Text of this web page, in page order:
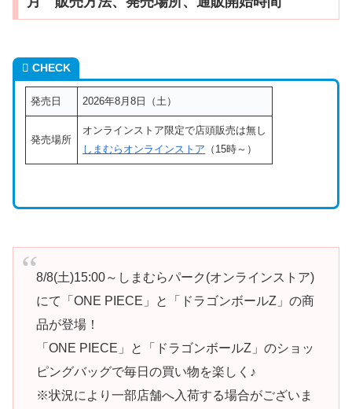
CHECK
発売日 2026年8月8日（土）
発売場所
オンラインストア限定で店頭販売は無し
しまむらオンラインストア （15時～）
8/8(土)15:00～しまむらパーク(オンラインストア)
にて「ONE PIECE」と「ドラゴンボールZ」の商
品が登場！
「ONE PIECE」と「ドラゴンボールZ」のショッ
ピングバッグで毎日の買い物を楽しく♪
※状況により一部店舗へ入荷する場合がございま